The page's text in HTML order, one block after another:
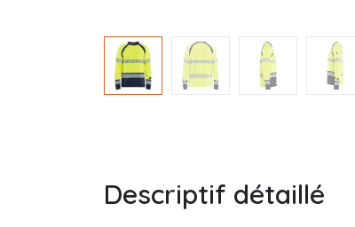
Descriptif détaillé